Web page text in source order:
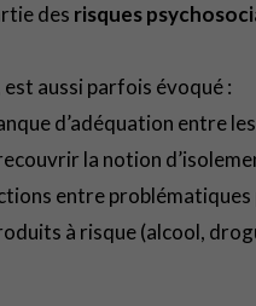
des risques
aussi parfois évoqué :
d’adéquation entre
la notion
entre
à risque (alcool,